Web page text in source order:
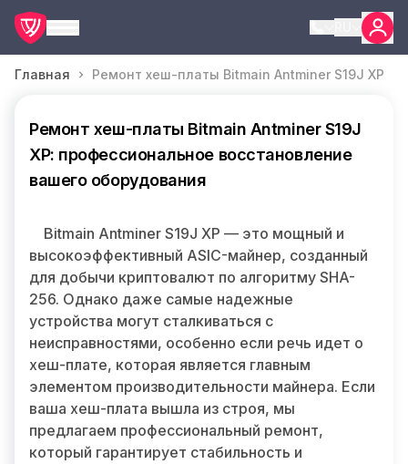
Главная Ремонт хеш-платы Bitmain Antminer S19J XP
Ремонт хеш-платы Bitmain Antminer S19J
XP: профессиональное восстановление
вашего оборудования
Bitmain Antminer S19J XP — это мощный и
высокоэффективный ASIC-майнер, созданный
для добычи криптовалют по алгоритму SHA-
256. Однако даже самые надежные
устройства могут сталкиваться с
неисправностями, особенно если речь идет о
хеш-плате, которая является главным
элементом производительности майнера. Если
ваша хеш-плата вышла из строя, мы
предлагаем профессиональный ремонт,
который гарантирует стабильность и